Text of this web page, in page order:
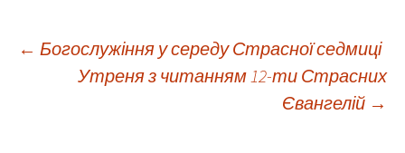
Навігація
← Богослужіння у середу Страсної седмиці
Утреня з читанням 12-ти Страсних
Євангелій →